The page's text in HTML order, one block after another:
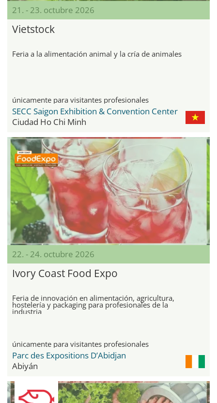
21. - 23. octubre 2026
Vietstock
Feria a la alimentación animal y la cría de animales
únicamente para visitantes profesionales
SECC Saigon Exhibition & Convention Center
Ciudad Ho Chi Minh
22. - 24. octubre 2026
Ivory Coast Food Expo
Feria de innovación en alimentación, agricultura,
hostelería y packaging para profesionales de la
industria
únicamente para visitantes profesionales
Parc des Expositions D’Abidjan
Abiyán